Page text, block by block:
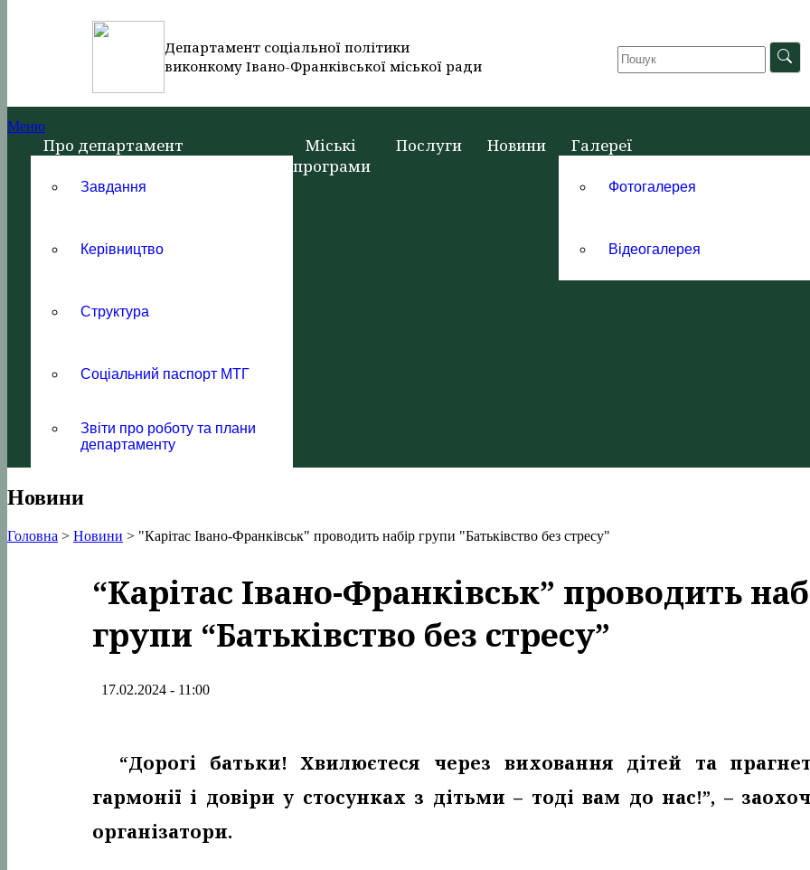
Департамент соціальної політики
виконкому Івано-Франківської міської ради
Меню
Про департамент
Завдання
Керівництво
Структура
Соціальний паспорт МТГ
Звіти про роботу та плани
департаменту
Міські
програми
Послуги Новини Галереї
Фотогалерея
Відеогалерея
Новини
Головна > Новини > "Карітас Івано-Франківськ" проводить набір групи "Батьківство без стресу"
“Карітас Івано-Франківськ” проводить
групи “Батьківство без стресу”
17.02.2024 - 11:00
“Дорогі батьки! Хвилюєтеся через виховання дітей та
гармонії і довіри у стосунках з дітьми – тоді вам до нас!”, –
організатори.